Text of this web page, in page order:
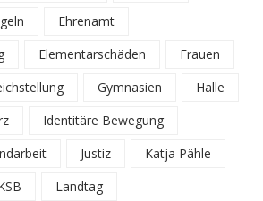
Ehrenamt
Elementarschäden
Frauen
Gymnasien
Halle
Identitäre Bewegung
Justiz
Katja Pähle
Landtag